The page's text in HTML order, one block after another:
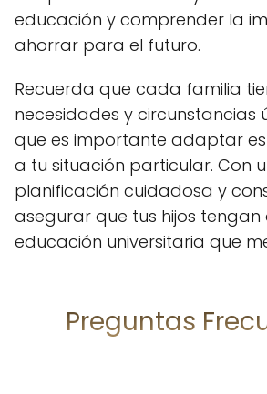
educación y comprender la
ahorrar para el futuro.
Recuerda que cada familia
necesidades y circunstancias
que es importante adaptar
a tu situación particular. Con
planificación cuidadosa y
asegurar que tus hijos
educación universitaria que
Preguntas